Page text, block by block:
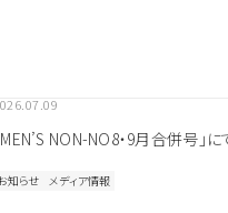
MEN’S NON-NO8・9月合併号」
知らせ メディア情報